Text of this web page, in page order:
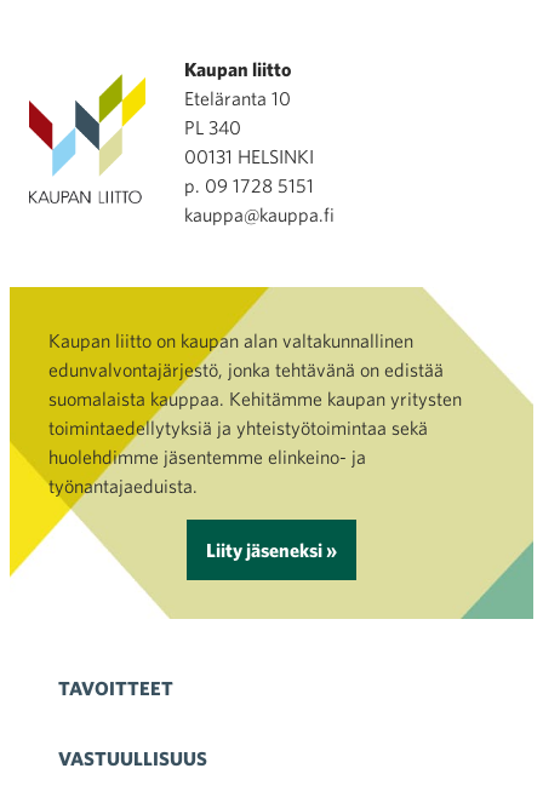
Kaupan liitto
Eteläranta 10
PL 340
00131 HELSINKI
p. 09 1728 5151
kauppa@kauppa.fi
Kaupan liitto on kaupan alan valtakunnallinen
edunvalvontajärjestö, jonka tehtävänä on edistää
suomalaista kauppaa. Kehitämme kaupan yritysten
toimintaedellytyksiä ja yhteistyötoimintaa sekä
huolehdimme jäsentemme elinkeino- ja
työnantajaeduista.
Liity jäseneksi »
TAVOITTEET
VASTUULLISUUS